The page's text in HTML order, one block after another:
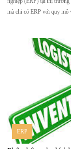
mà chỉ có ERP với quy mô
ERP